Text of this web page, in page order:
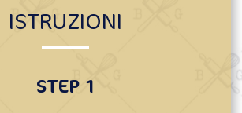
ISTRUZIONI
STEP 1